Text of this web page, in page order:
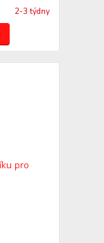
2-3 týdny